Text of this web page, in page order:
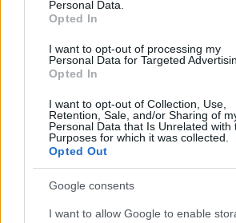
Personal Data.
Opted In
I want to opt-out of processing my
Personal Data for Targeted
Opted In
I want to opt-out of Collection, Use,
Retention, Sale, and/or Sharing of
Personal Data that Is Unrelated with
Purposes for which it was collected.
Opted Out
Google consents
I want to allow Google to enable
Ευκλείδης Τσακαλώτος
απόφασή του και της
από την συνεδρίαση της